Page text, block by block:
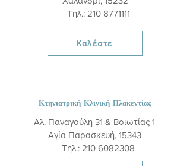
Τηλ.: 210 8771111
Καλέστε
Κτηνιατρική Κλινική Πλακεντίας
Αλ. Παναγούλη 31 & Βοιωτίας 1
Αγία Παρασκευή, 15343
Τηλ.: 210 6082308